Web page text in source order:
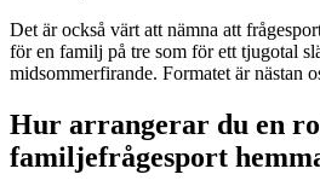
Det är också värt att nämna att
för en familj på tre som för ett tjugotal
midsommerfirande. Formatet är nästan
Hur arrangerar du en
familjefrågesport